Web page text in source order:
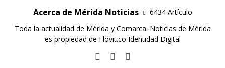
Acerca de Mérida Noticias
6434 Artículo
Toda la actualidad de Mérida y Comarca. Noticias de Mérida
es propiedad de Flovit.co Identidad Digital